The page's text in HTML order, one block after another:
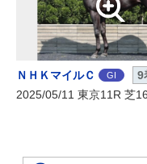
ＮＨＫマイルＣ GI
9
2025/05/11 東京11R 芝